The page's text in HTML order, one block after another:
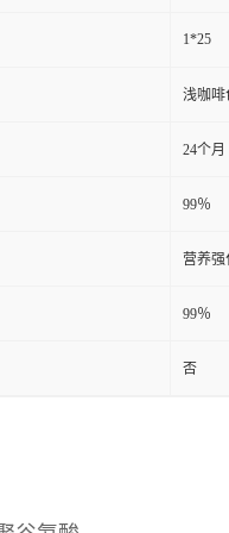
1*25
浅咖啡
24个月
99％
营养强
99％
否